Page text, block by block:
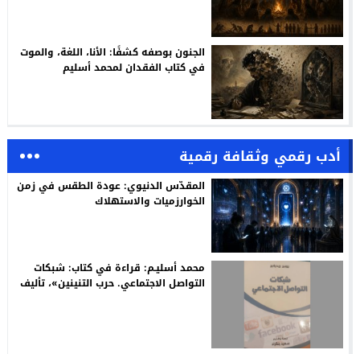
الجنون بوصفه كشفًا: الأنا، اللغة، والموت
في كتاب الفقدان لمحمد أسليم
أدب رقمي وثقافة رقمية
المقدّس الدنيوي: عودة الطقس في زمن
الخوارزميات والاستهلاك
محمد أسليـم: قراءة في كتاب: شبكات
التواصل الاجتماعي. حرب التنينين»، تأليف